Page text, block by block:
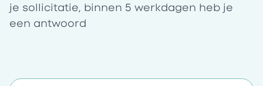
je sollicitatie, binnen 5 werkdagen heb je
een antwoord